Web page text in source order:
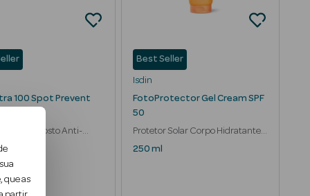
que as
100 Spot Prevent
Solar de Rosto Anti-
Best Seller
Isdin
FotoProtector Gel Cream SPF
50
Protetor Solar Corpo Hidratante e
Refrescante
250 ml